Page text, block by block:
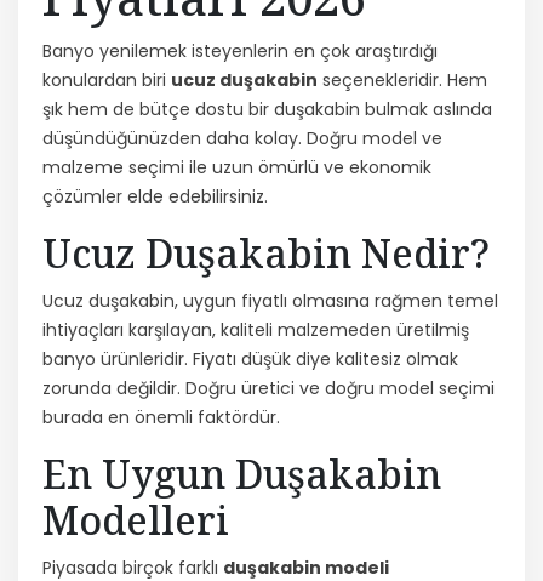
Banyo yenilemek isteyenlerin en çok araştırdığı
konulardan biri ucuz duşakabin seçenekleridir. Hem
şık hem de bütçe dostu bir duşakabin bulmak aslında
düşündüğünüzden daha kolay. Doğru model ve
malzeme seçimi ile uzun ömürlü ve ekonomik
çözümler elde edebilirsiniz.
Ucuz Duşakabin Nedir?
Ucuz duşakabin, uygun fiyatlı olmasına rağmen temel
ihtiyaçları karşılayan, kaliteli malzemeden üretilmiş
banyo ürünleridir. Fiyatı düşük diye kalitesiz olmak
zorunda değildir. Doğru üretici ve doğru model seçimi
burada en önemli faktördür.
En Uygun Duşakabin
Modelleri
Piyasada birçok farklı duşakabin modeli